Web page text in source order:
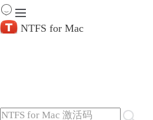
NTFS for Mac
帮助